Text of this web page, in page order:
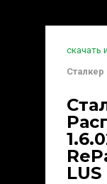
скачать
LUS